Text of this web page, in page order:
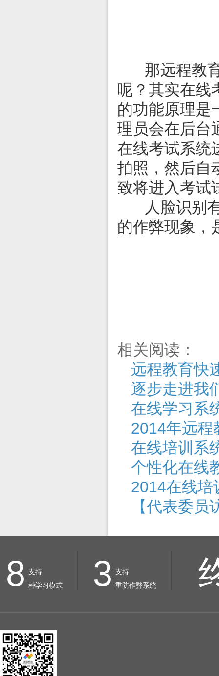
那远程教育
呢？其实在线
的功能原理是
理员会在后台
在线考试系统
拍照，然后自
致将进入考试
人 脸识别
的作弊现象，
相关阅读：
远程教育快
逐步走进我
在线学习系
2014年远程
在线培训系
个性化在线
2014在线培
【代表委
8 支持
种学习模式
3 支持
重防作弊系统